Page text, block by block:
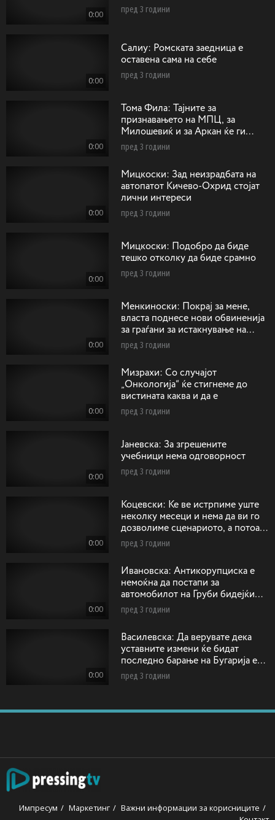
0:00 пред 3 години
0:00
Салиу: Ромската заедница е
оставена сама на себе
пред 3 години
0:00
Тома Фила: Тајните за
признавањето на МПЦ, за
Милошевиќ и за Аркан ќе ги
однесам горе кај Господ
пред 3 години
0:00
Мицкоски: Зад неизрадбата на
автопатот Кичево-Охрид стојат
лични интереси
пред 3 години
0:00
Мицкоски: Подобро да биде
тешко отколку да биде срамно
пред 3 години
0:00
Менкиноски: Покрај за мене,
власта поднесе нови обвиненија
за граѓани за истакнување на
сонцето од Кутлеш
пред 3 години
0:00
Mизрахи: Со случајот
„Онкологија“ ќе стигнеме до
вистината каква и да е
пред 3 години
0:00
Jaневска: За згрешените
учебници нема одговорност
пред 3 години
0:00
Коцевски: Ќе ве истрпиме уште
неколку месеци и нема да ви го
дозволиме сценариото, а потоа
ќе има одговорност
пред 3 години
0:00
Ивановска: Антикорупциска е
немоќна да постапи за
автомобилот на Груби бидејќи
возилото било регистрирано на
пред 3 години
0:00
Василевска: Да верувате дека
уставните измени ќе бидат
последно барање на Бугарија е
како да прифатиме дека ќе се
пред 3 години
Импресум Маркетинг
Важни информации за корисниците